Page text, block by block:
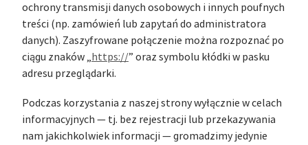
ochrony transmisji danych osobowych i innych poufnych
treści (np. zamówień lub zapytań do administratora
danych). Zaszyfrowane połączenie można rozpoznać po
ciągu znaków „https://” oraz symbolu kłódki w pasku
adresu przeglądarki.
Podczas korzystania z naszej strony wyłącznie w celach
informacyjnych — tj. bez rejestracji lub przekazywania
nam jakichkolwiek informacji — gromadzimy jedynie